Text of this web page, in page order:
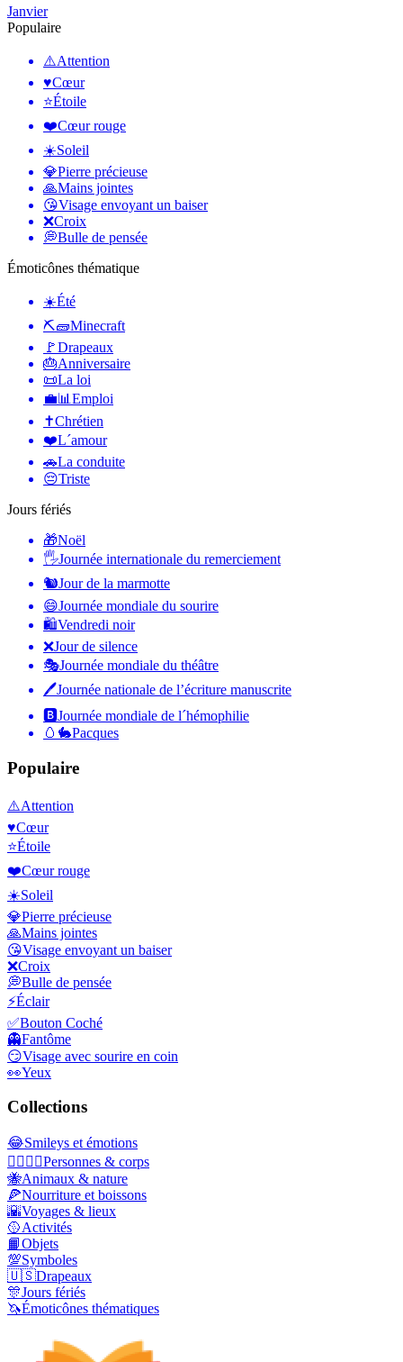
Janvier
Populaire
⚠️Attention
♥️Cœur
⭐Étoile
❤️Cœur rouge
☀️Soleil
💎Pierre précieuse
🙏Mains jointes
😘Visage envoyant un baiser
❌Croix
💭Bulle de pensée
Émoticônes thématique
☀️Été
⛏🧱Minecraft
🚩Drapeaux
🎂Anniversaire
📜La loi
💼📊 Emploi
✝️Chrétien
❤️L´amour
🚗La conduite
😔Triste
Jours fériés
🎁Noël
🖐Journée internationale du remerciement
🐿Jour de la marmotte
😄Journée mondiale du sourire
🛍Vendredi noir
❌Jour de silence
🎭Journée mondiale du théâtre
🖊Journée nationale de l’écriture manuscrite
🅱️Journée mondiale de l´hémophilie
🥚🐇Pacques
Populaire
⚠️Attention
♥️Cœur
⭐Étoile
❤️Cœur rouge
☀️Soleil
💎Pierre précieuse
🙏Mains jointes
😘Visage envoyant un baiser
❌Croix
💭Bulle de pensée
⚡Éclair
✅Bouton Coché
👻Fantôme
😏Visage avec sourire en coin
👀Yeux
Collections
😂Smileys et émotions
👩‍❤️‍💋‍👨Personnes & corps
🐝Animaux & nature
🍕Nourriture et boissons
🌇Voyages & lieux
🥎Activités
📙Objets
💯Symboles
🇺🇸Drapeaux
🎊Jours fériés
🦄Émoticônes thématiques